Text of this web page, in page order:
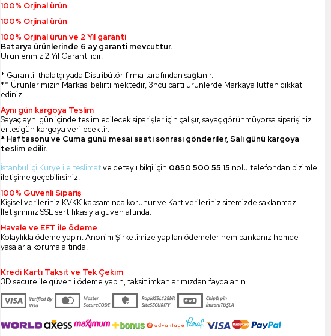
100% Orjinal ürün
100% Orjinal ürün
100% Orjinal ürün ve 2 Yıl garanti
Batarya ürünlerinde 6 ay garanti mevcuttur.
Ürünlerimiz 2 Yıl Garantilidir.
* Garanti İthalatçı yada Distribütör firma tarafından sağlanır.
** Ürünlerimizin Markası belirtilmektedir, 3ncü parti ürünlerde Markaya lütfen dikkat
ediniz.
Aynı gün kargoya Teslim
Sayaç aynı gün içinde teslim edilecek siparişler için çalışır, sayaç görünmüyorsa siparişiniz
ertesigün kargoya verilecektir.
* Haftasonu ve Cuma günü mesai saati sonrası gönderiler, Salı günü kargoya
teslim edilir.
İstanbul içi Kurye ile teslimatve detaylı bilgi için 0850 500 55 15 nolu telefondan bizimle
iletişime geçebilirsiniz.
100% Güvenli Sipariş
Kişisel verileriniz KVKK kapsamında korunur ve Kart verileriniz sitemizde saklanmaz.
İletişiminiz SSL sertifikasıyla güven altında.
Havale ve EFT ile ödeme
Kolaylıkla ödeme yapın. Anonim Şirketimize yapılan ödemeler hem bankanız hemde
yasalarla koruma altında.
Kredi Kartı Taksit ve Tek Çekim
3D secure ile güvenli ödeme yapın, taksit imkanlarımızdan faydalanın.